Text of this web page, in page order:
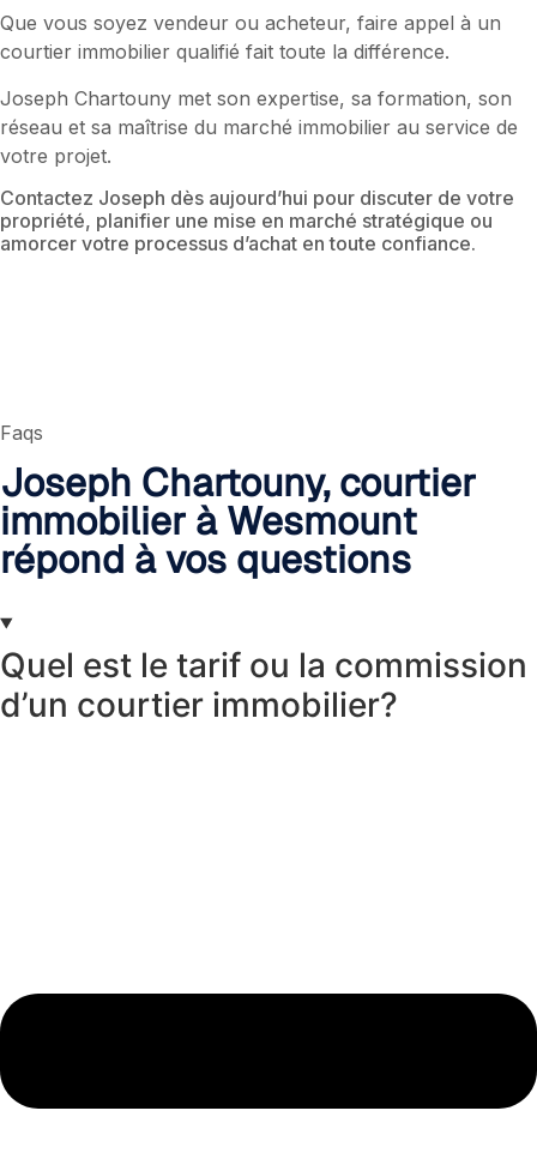
Que vous soyez vendeur ou acheteur, faire appel à un
courtier immobilier qualifié fait toute la différence.
Joseph Chartouny met son expertise, sa formation, son
réseau et sa maîtrise du marché immobilier au service de
votre projet.
Contactez Joseph dès aujourd’hui pour discuter de votre
propriété, planifier une mise en marché stratégique ou
amorcer votre processus d’achat en toute confiance.
Faqs
Joseph Chartouny, courtier
immobilier à Wesmount
répond à vos questions
Quel est le tarif ou la commission
d’un courtier immobilier?